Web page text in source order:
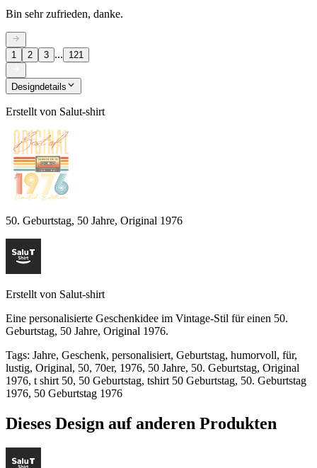
Bin sehr zufrieden, danke.
1 2 3 ... 121
Designdetails
Erstellt von Salut-shirt
50. Geburtstag, 50 Jahre, Original 1976
Erstellt von Salut-shirt
Eine personalisierte Geschenkidee im Vintage-Stil für einen 50.
Geburtstag, 50 Jahre, Original 1976.
Tags: Jahre, Geschenk, personalisiert, Geburtstag, humorvoll, für,
lustig, Original, 50, 70er, 1976, 50 Jahre, 50. Geburtstag, Original
1976, t shirt 50, 50 Geburtstag, tshirt 50 Geburtstag, 50. Geburtstag
1976, 50 Geburtstag 1976
Dieses Design auf anderen Produkten